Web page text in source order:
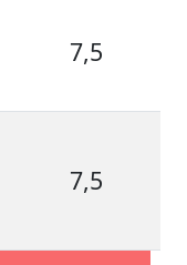
7,5
7,5